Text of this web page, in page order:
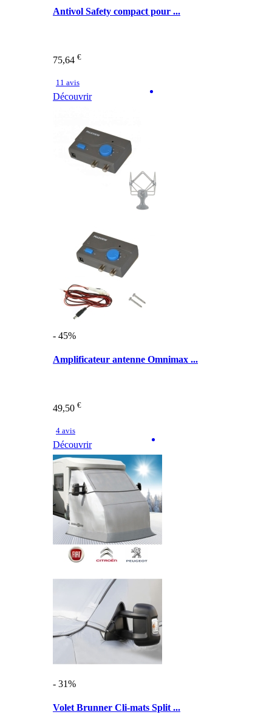
Antivol Safety compact pour ...
75,64 €
11 avis
Découvrir
- 45%
Amplificateur antenne Omnimax ...
49,50 €
4 avis
Découvrir
- 31%
Volet Brunner Cli-mats Split ...